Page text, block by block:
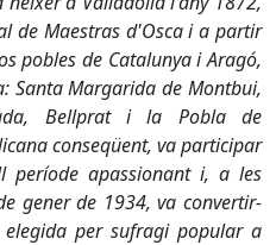
de Maestras d'Osca i a partir
pobles de Catalunya i Aragó,
Santa Margarida de Montbui,
Bellprat i la Pobla de
conseqüent, va participar
període apassionant i, a les
gener de 1934, va convertir-
per sufragi popular a